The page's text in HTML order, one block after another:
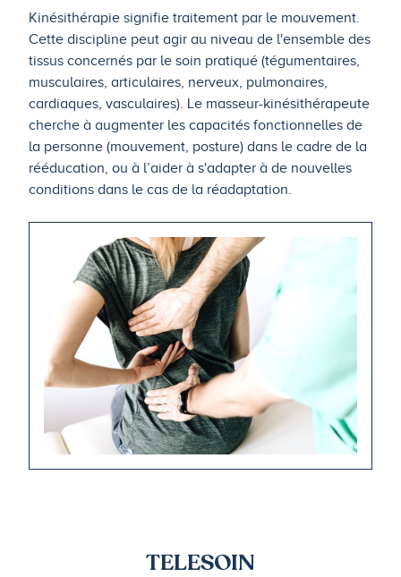
Kinésithérapie signifie traitement par le mouvement.
Cette discipline peut agir au niveau de l'ensemble des
tissus concernés par le soin pratiqué (tégumentaires,
musculaires, articulaires, nerveux, pulmonaires,
cardiaques, vasculaires). Le masseur-kinésithérapeute
cherche à augmenter les capacités fonctionnelles de
la personne (mouvement, posture) dans le cadre de la
rééducation, ou à l’aider à s'adapter à de nouvelles
conditions dans le cas de la réadaptation.
TELESOIN